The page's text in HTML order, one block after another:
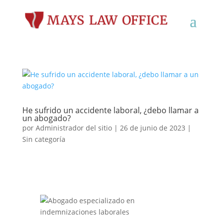
He sufrido un accidente laboral, ¿debo llamar a
un abogado?
por Administrador del sitio| 26 de junio de 2023 |
Sin categoría